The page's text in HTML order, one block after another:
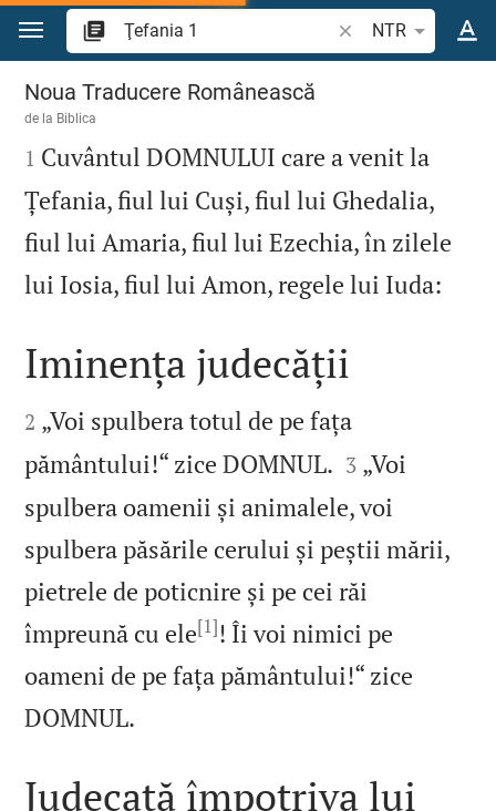
Sari la conținut
Căutați un verset
NTR
Ţefania 1
Noua Traducere Românească
de la Biblica

1 Cuvântul DOMNULUI care a venit la
Țefania, fiul lui Cuși, fiul lui Ghedalia,
fiul lui Amaria, fiul lui Ezechia, în zilele
lui Iosia, fiul lui Amon, regele lui Iuda:

Iminența judecății

2 „Voi spulbera totul de pe fața
pământului!“ zice DOMNUL. 

3 „Voi
spulbera oamenii și animalele, voi
spulbera păsările cerului și peștii mării,
pietrele de poticnire și pe cei răi
împreună cu ele[1]! Îi voi nimici pe
oameni de pe fața pământului!“ zice
DOMNUL.
Judecată împotriva lui